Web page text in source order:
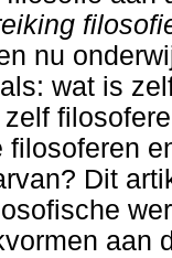
nu
wat is
filosoferen
Dit
aan